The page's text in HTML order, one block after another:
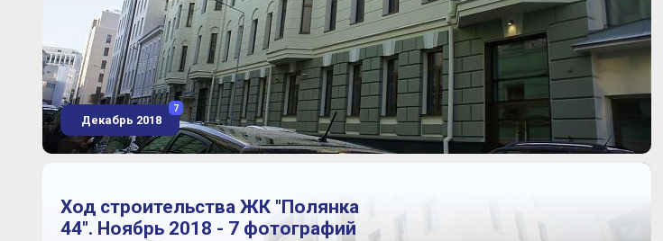
Декабрь 2018
7
Ход строительства ЖК "Полянка
44". Ноябрь 2018 - 7 фотографий